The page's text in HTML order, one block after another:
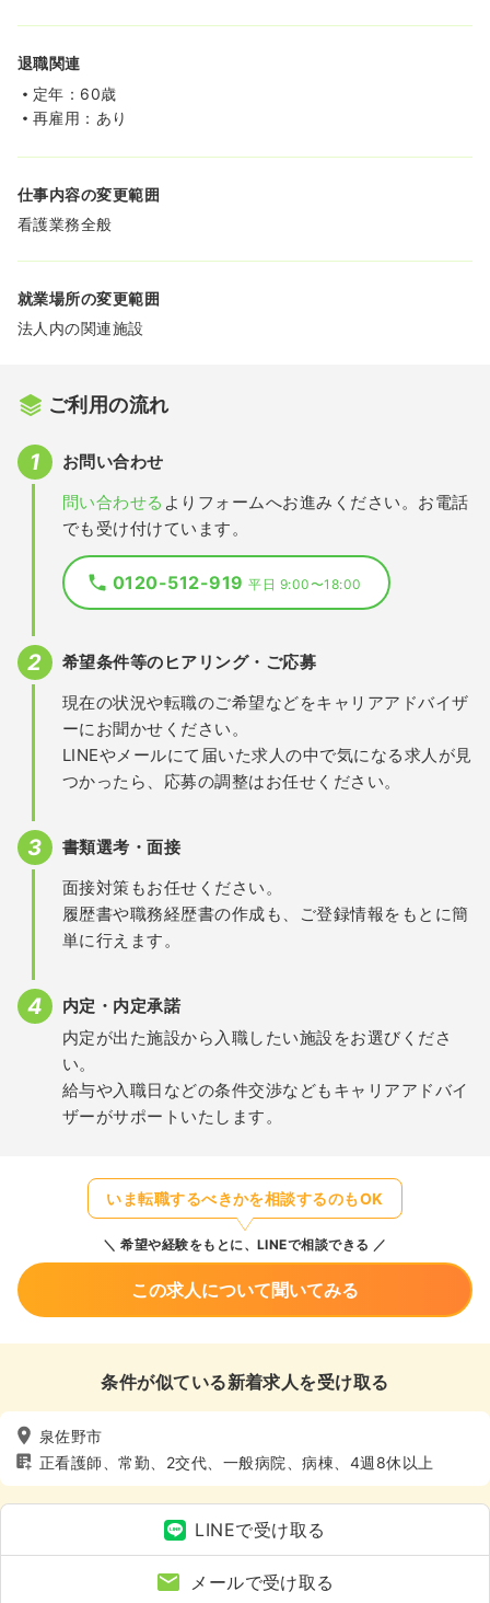
退職関連
定年：60歳
再雇用：あり
仕事内容の変更範囲
看護業務全般
就業場所の変更範囲
法人内の関連施設
ご利用の流れ
お問い合わせ
問い合わせる よりフォームへお進みください。お電話
でも受け付けています。
0120-512-919平日 9:00〜18:00
希望条件等のヒアリング・ご応募
現在の状況や転職のご希望などをキャリアアドバイザ
ーにお聞かせください。
LINEやメールにて届いた求人の中で気になる求人が見
つかったら、応募の調整はお任せください。
書類選考・面接
面接対策もお任せください。
履歴書や職務経歴書の作成も、ご登録情報をもとに簡
単に行えます。
内定・内定承諾
内定が出た施設から入職したい施設をお選びくださ
い。
給与や入職日などの条件交渉などもキャリアアドバイ
ザーがサポートいたします。
いま転職するべきかを相談するのもOK
希望や経験をもとに、LINEで相談できる
この求人について聞いてみる
条件が似ている新着求人を受け取る
泉佐野市
正看護師、常勤、2交代、一般病院、病棟、4週8休以上
LINEで受け取る
メールで受け取る